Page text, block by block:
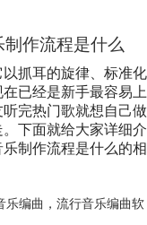
制作流程是什么
抓耳的旋律、标准化
已经是新手最容易上
完热门歌就想自己做
下面就给大家详细介
乐制作流程是什么的相
乐编曲 ， 流行音乐编曲软